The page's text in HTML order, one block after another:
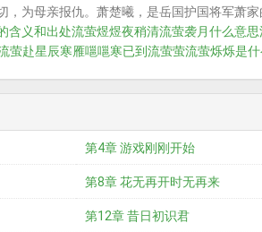
为母亲报仇。萧楚曦，是岳国护国将军萧家
含义和出处流萤煜煜夜稍清流萤袭月什么意思
萤赴星辰寒雁嗈嗈寒已到流萤萤流萤烁烁是
第4章 游戏刚刚开始
第8章 花无再开时无再来
第12章 昔日初识君